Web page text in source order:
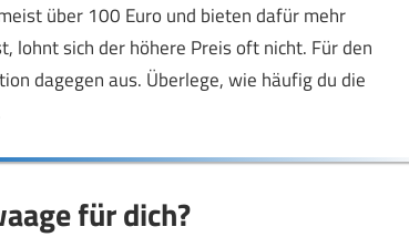
über 100 Euro und bieten dafür mehr
lohnt sich der höhere Preis oft nicht. Für den
dagegen aus. Überlege, wie häufig du die
für dich?